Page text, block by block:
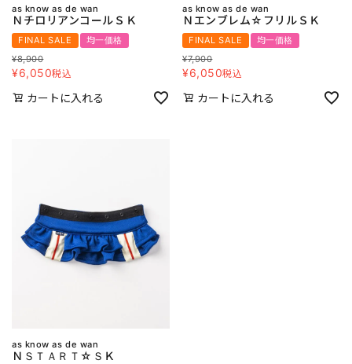
as know as de wan
ＮチロリアンコールＳＫ
FINAL SALE
均一価格
¥8,900
¥6,050税込
カートに入れる
as know as de wan
Ｎエンブレム☆フリルＳＫ
FINAL SALE
均一価格
¥7,900
¥6,050税込
カートに入れる
as know as de wan
ＮＳＴＡＲＴ☆ＳＫ